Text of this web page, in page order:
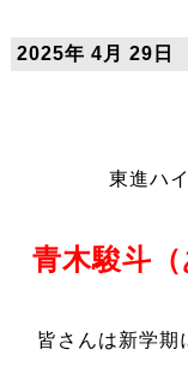
2025年 4月 29
東進ハ
青木駿斗（
皆さんは新学期